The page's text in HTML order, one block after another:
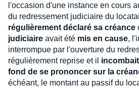
l'occasion d'une instance en cours
du redressement judiciaire du
régulièrement déclaré sa créance
judiciaire avait été mis en cause,
interrompue par l'ouverture du
régulièrement reprise et il incombait
fond de se prononcer sur la
échéant, le montant au passif du